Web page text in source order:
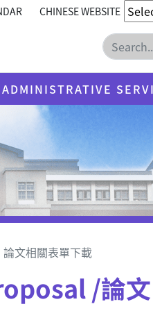
CHINESE WEBSITE
ADMINISTRATIVE
文相關表單下載
/論文